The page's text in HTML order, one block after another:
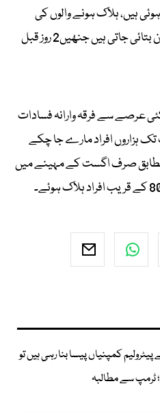
ہیں، ہلاک ہونے والوں کی
عمریں 17 سے 25 سال کے درمیان بتائی جاتی ہیں جنھیں2 روز قبل
عرصے سے فرقہ وارانہ فسادات
ہزاروں افراد مارے جا چکے
مطابق صرف اگست کے مہینے میں
کمپنیاں پیسا بنا رہی ہیں تو
ٹرمپ سے مطالبہ